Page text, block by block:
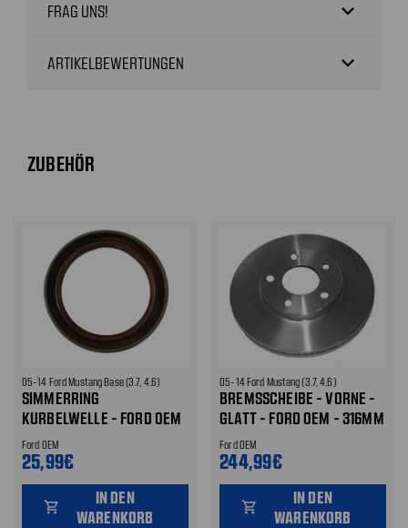
FRAG UNS! expand_more
ARTIKELBEWERTUNGEN expand_more
ZUBEHÖR
05-14 Ford Mustang Base (3.7, 4.6)
SIMMERRING
KURBELWELLE - FORD OEM
VORNE
Ford OEM
25,99€
shopping_cart
IN DEN
WARENKORB
05-14 Ford Mustang (3.7, 4.6)
BREMSSCHEIBE - VORNE -
GLATT - FORD OEM - 316MM
VORNE
Ford OEM
244,99€
shopping_cart
IN DEN
WARENKORB